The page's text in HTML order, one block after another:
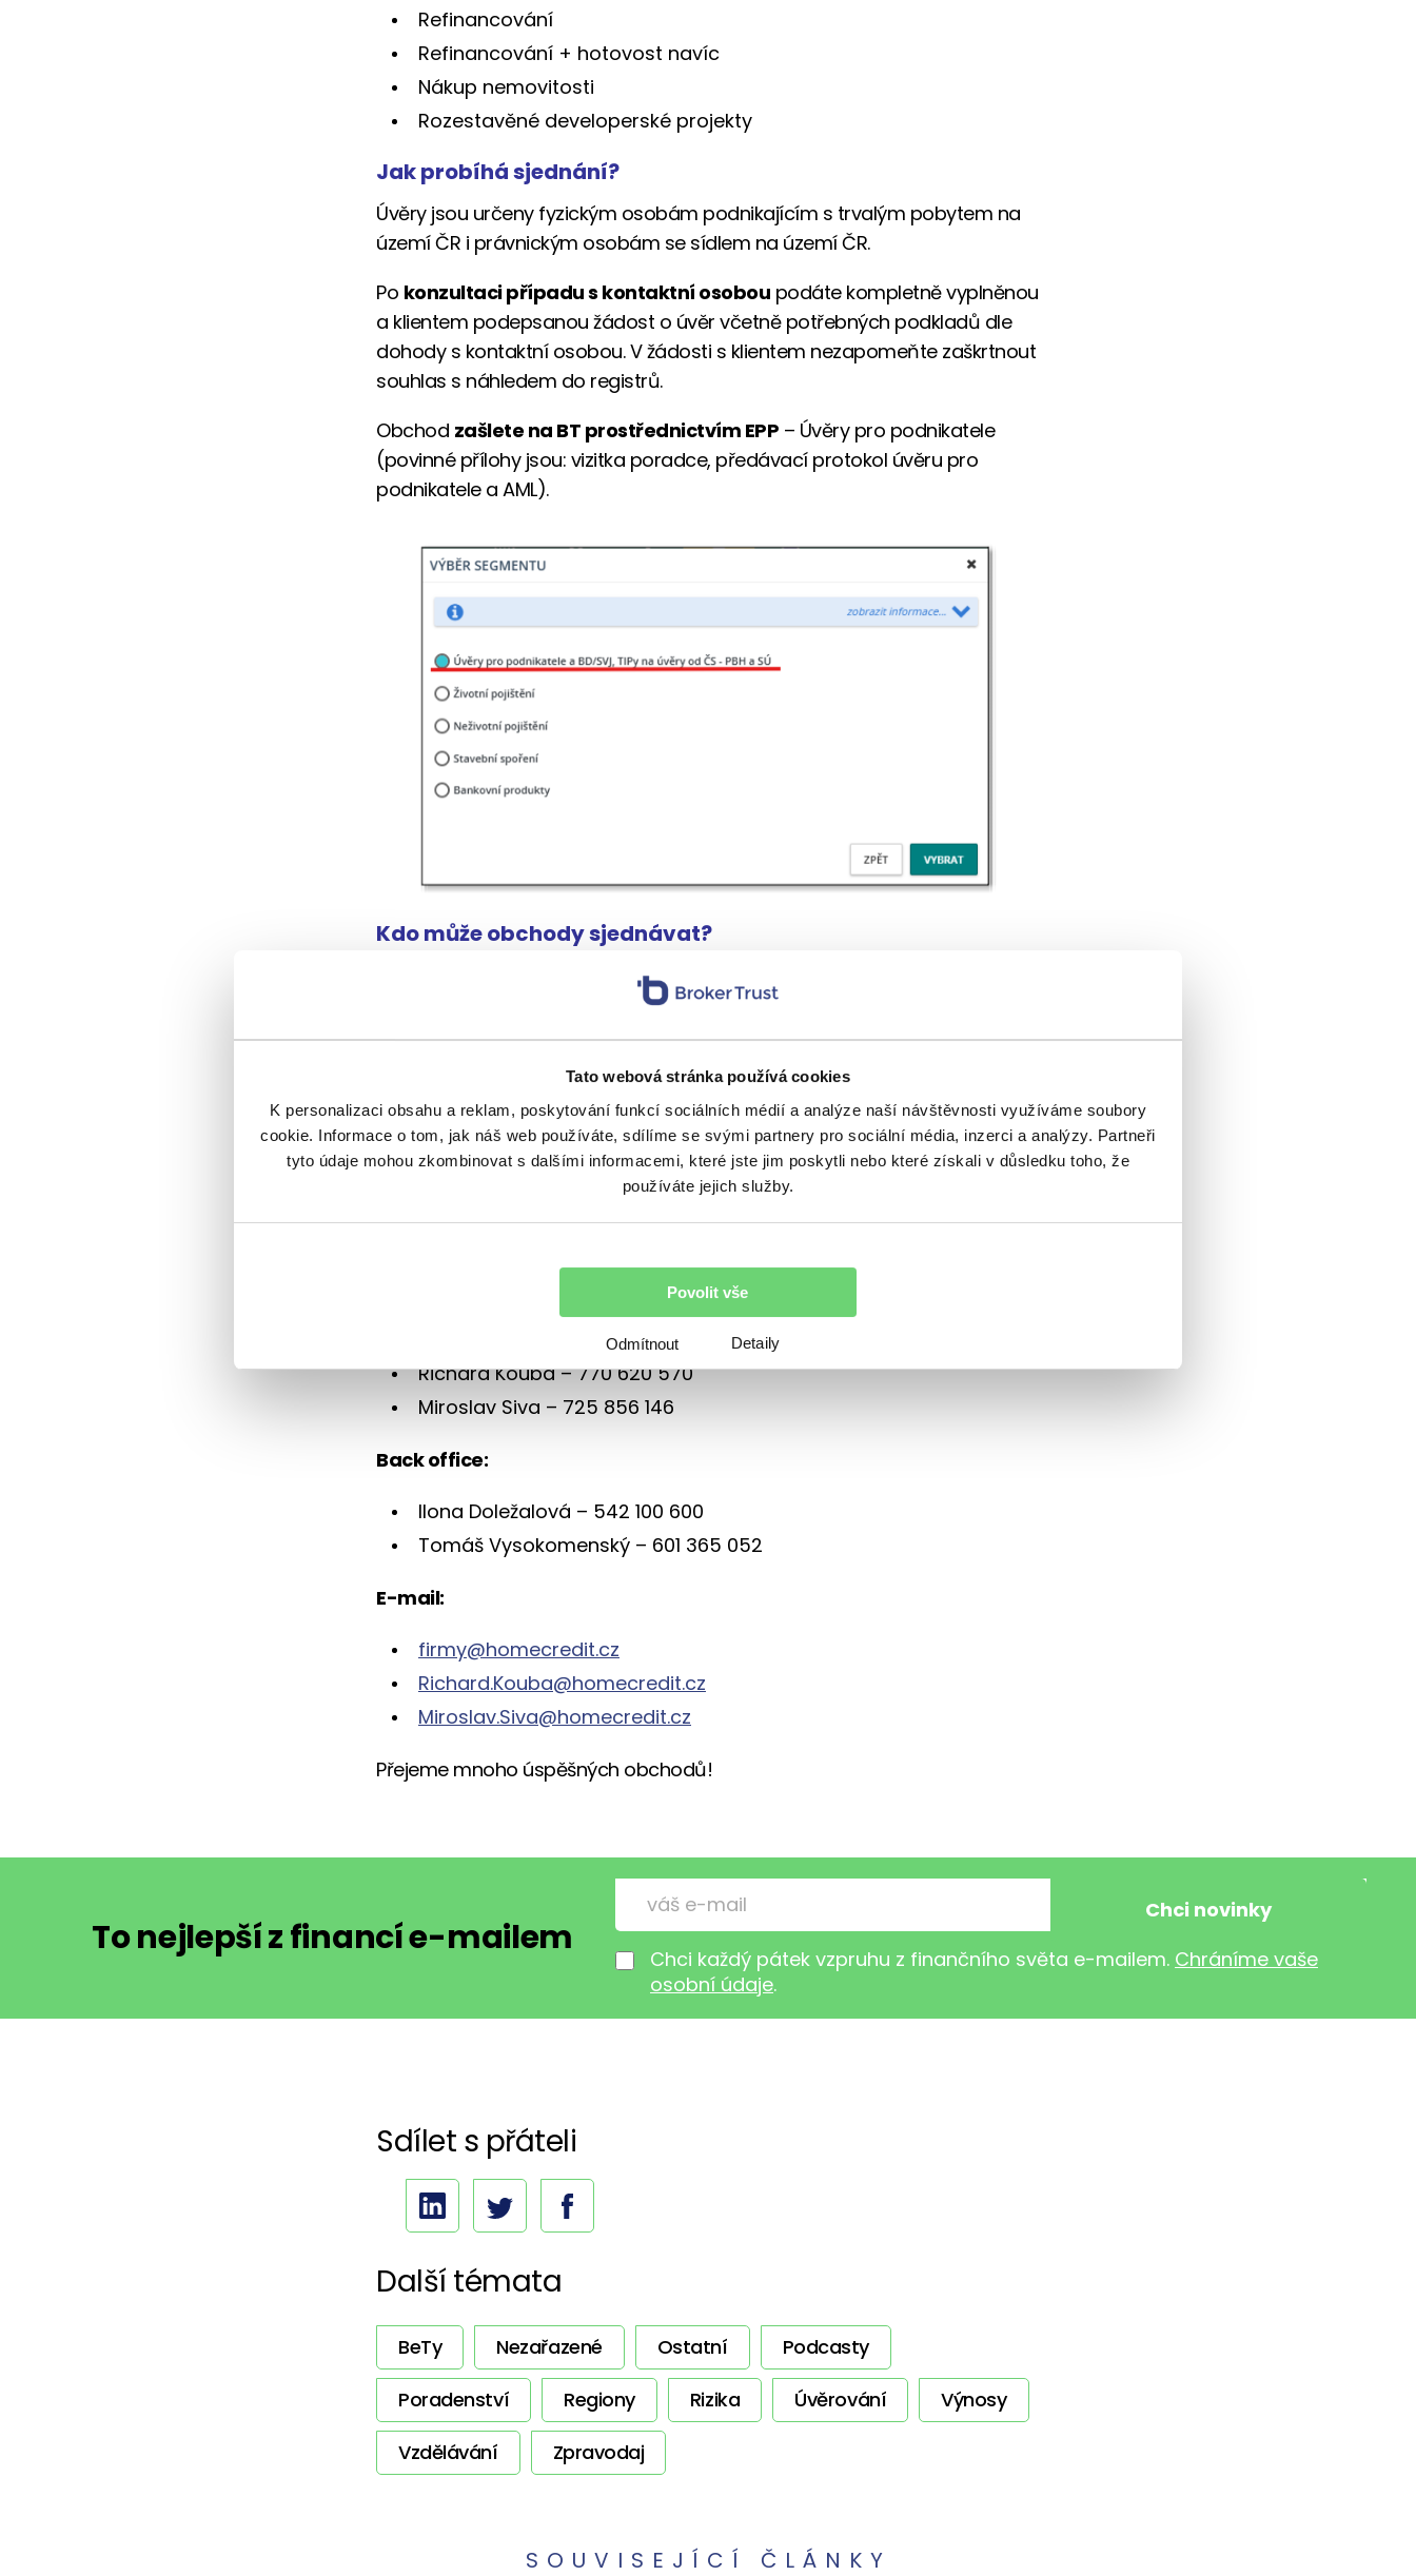
Detaily
Tato webová stránka používá cookies
K personalizaci obsahu a reklam, poskytování funkcí sociálních médií a analýze naší návštěvnosti využíváme soubory
cookie. Informace o tom, jak náš web používáte, sdílíme se svými partnery pro sociální média, inzerci a analýzy. Partneři
tyto údaje mohou zkombinovat s dalšími informacemi, které jste jim poskytli nebo které získali v důsledku toho, že
používáte jejich služby.
Odmítnout
Povolit vše
Refinancování
Refinancování + hotovost navíc
Nákup nemovitosti
Rozestavěné developerské projekty
Jak probíhá sjednání?
Úvěry jsou určeny fyzickým osobám podnikajícím s trvalým pobytem na
území ČR i právnickým osobám se sídlem na území ČR.
Po konzultaci případu s kontaktní osobou podáte kompletně vyplněnou
a klientem podepsanou žádost o úvěr včetně potřebných podkladů dle
dohody s kontaktní osobou. V žádosti s klientem nezapomeňte zaškrtnout
souhlas s náhledem do registrů.
Obchod zašlete na BT prostřednictvím EPP – Úvěry pro podnikatele
(povinné přílohy jsou: vizitka poradce, předávací protokol úvěru pro
podnikatele a AML).
Kdo může obchody sjednávat?
Podmínkou je aktivní živnost na zprostředkování, není nutné splňovat
legislativní podmínky pro zprostředkování spotřebitelských úvěrů.
Výše provize se standardně odvíjí od výše úvěru. Nárok na provizi vzniká
úhradou první splátky úvěru. Detaily včetně povinností zprostředkovatele
jsou standardně uvedeny v produktovém dodatku.
v seznamu kontaktů v Bety a níže.
Richard Kouba – 770 620 570
Miroslav Siva – 725 856 146
Back office:
Ilona Doležalová – 542 100 600
Tomáš Vysokomenský – 601 365 052
E-mail:
firmy@homecredit.cz
Richard.Kouba@homecredit.cz
Miroslav.Siva@homecredit.cz
Přejeme mnoho úspěšných obchodů!
To nejlepší z financí e-mailem Chci každý pátek vzpruhu z finančního světa e-mailem. Chráníme vaše
osobní údaje.
Sdílet s přáteli
Další témata
BeTy Nezařazené Ostatní
Podcasty
Poradenství
Regiony Rizika Úvěrování
Výnosy
Vzdělávání
Zpravodaj
SOUVISEJÍCÍ ČLÁNKY